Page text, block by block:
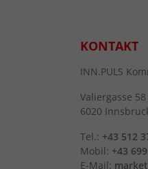
KONTAKT
INN.PULS
Valiergasse 58
6020
Tel.: +43 512
Mobil: +43
E-Mail: